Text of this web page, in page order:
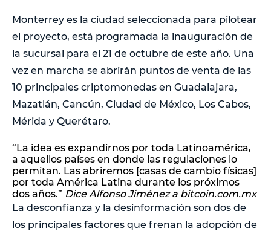
Monterrey es la ciudad seleccionada para pilotear
el proyecto, está programada la inauguración de
la sucursal para el 21 de octubre de este año. Una
vez en marcha se abrirán puntos de venta de las
10 principales criptomonedas en Guadalajara,
Mazatlán, Cancún, Ciudad de México, Los Cabos,
Mérida y Querétaro.
“La idea es expandirnos por toda Latinoamérica,
a aquellos países en donde las regulaciones lo
permitan. Las abriremos [casas de cambio físicas]
por toda América Latina durante los próximos
dos años.” Dice Alfonso Jiménez a bitcoin.com.mx
La desconfianza y la desinformación son dos de
los principales factores que frenan la adopción de